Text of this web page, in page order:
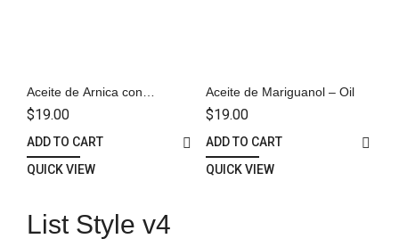
Aceite de Arnica con
Diclofenaco y Naproxeno –
Oil
$19.00
ADD TO CART
QUICK VIEW
Aceite de Mariguanol – Oil
$19.00
ADD TO CART
QUICK VIEW
List Style v4